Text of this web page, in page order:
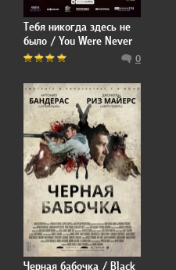
Тебя никогда здесь не
было / You Were Never
Really Here
0
Черная бабочка / Black